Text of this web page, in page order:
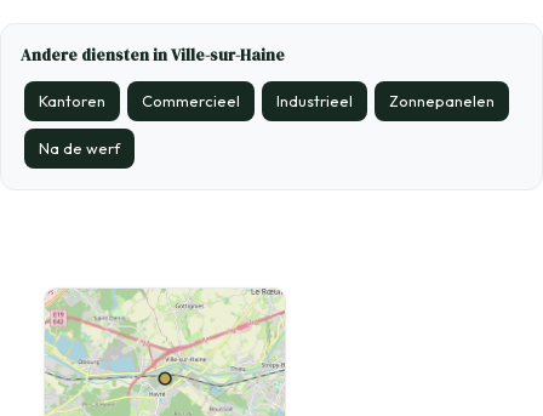
Andere diensten in Ville-sur-Haine
Kantoren Commercieel Industrieel Zonnepanelen
Na de werf